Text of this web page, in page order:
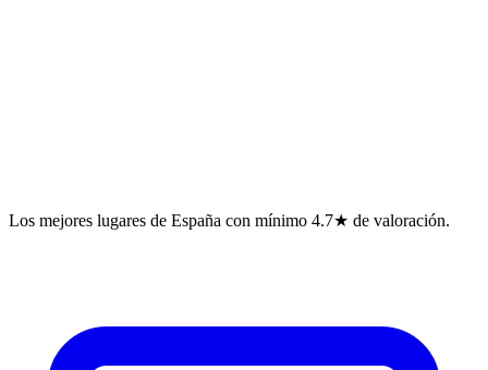
Los mejores lugares de España con mínimo 4.7★ de valoración.